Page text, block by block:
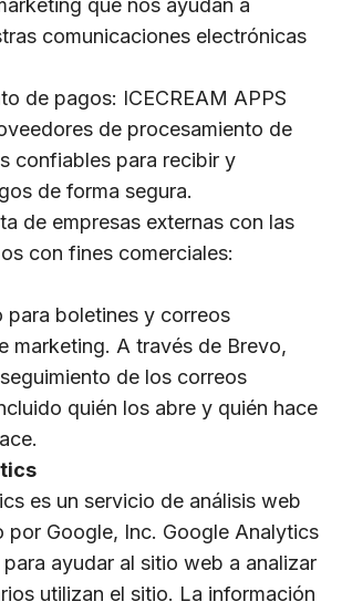
que nos ayudan a
comunicaciones electrónicas
de pagos: ICECREAM APPS
de procesamiento de
confiables para recibir y
de forma segura.
de empresas externas con las
con fines comerciales:
para boletines y correos
marketing. A través de Brevo,
de los correos
quién los abre y quién hace
es un servicio de análisis web
por Google, Inc. Google Analytics
ayudar al sitio web a analizar
utilizan el sitio. La información